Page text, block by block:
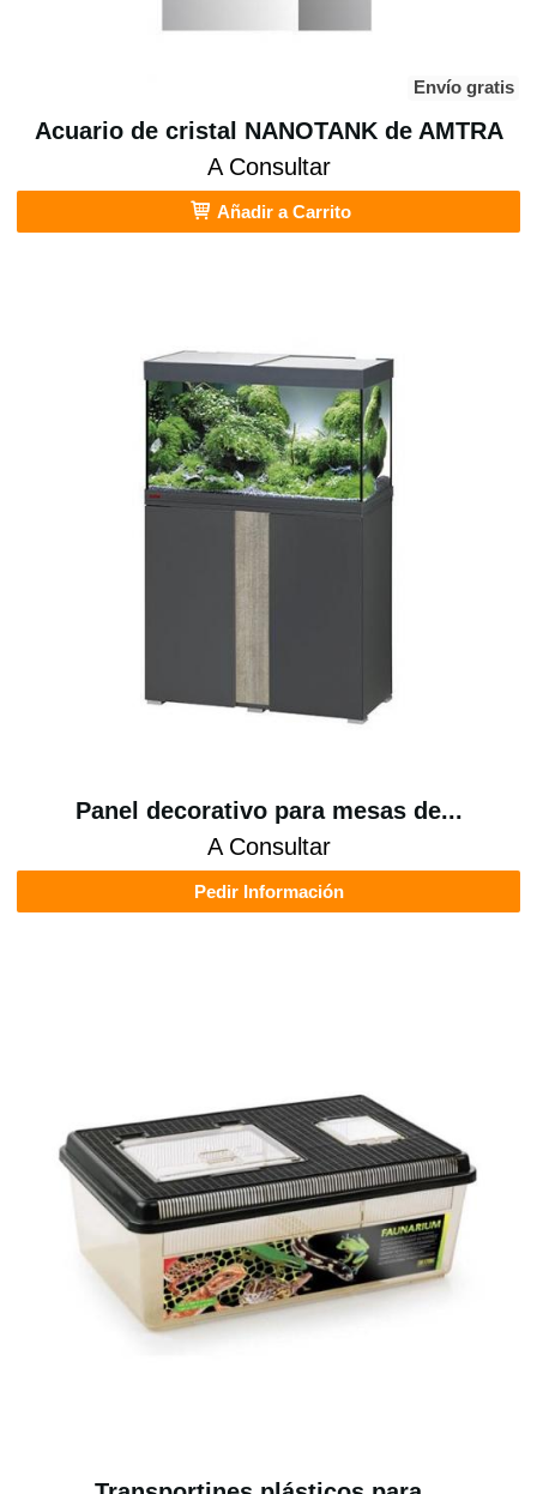
Envío gratis
Acuario de cristal NANOTANK de AMTRA
A Consultar
Añadir a Carrito
Panel decorativo para mesas de...
A Consultar
Pedir Información